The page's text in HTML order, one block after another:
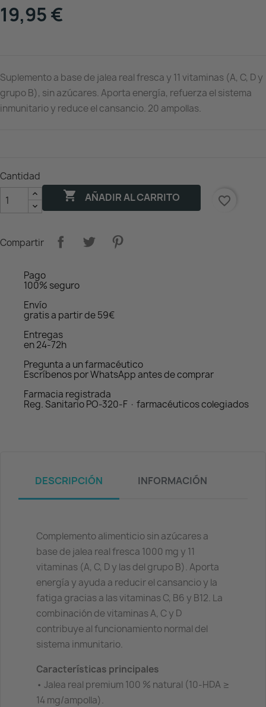
19,95 €
Suplemento a base de jalea real fresca y 11 vitaminas (A, C, D y
grupo B), sin azúcares. Aporta energía, refuerza el sistema
inmunitario y reduce el cansancio. 20 ampollas.
Cantidad
 AÑADIR AL CARRITO favorite_border
Compartir
Pago
100% seguro
Envío
gratis a partir de 59€
Entregas
en 24-72h
Pregunta a un farmacéutico
Escríbenos por WhatsApp antes de comprar
Farmacia registrada
Reg. Sanitario PO-320-F · farmacéuticos colegiados
DESCRIPCIÓN INFORMACIÓN
Complemento alimenticio sin azúcares a
base de jalea real fresca 1000 mg y 11
vitaminas (A, C, D y las del grupo B). Aporta
energía y ayuda a reducir el cansancio y la
fatiga gracias a las vitaminas C, B6 y B12. La
combinación de vitaminas A, C y D
contribuye al funcionamiento normal del
sistema inmunitario.
Características principales
• Jalea real premium 100 % natural (10-HDA ≥
14 mg/ampolla).